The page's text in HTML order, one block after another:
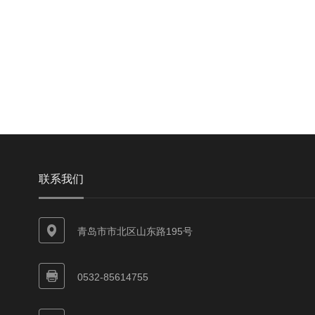
联系我们
青岛市市北区山东路195号
0532-85614755